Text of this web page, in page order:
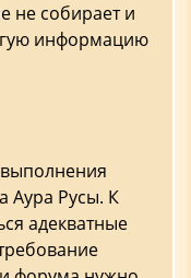
не собирает и
информацию
Аура Русы. К
адекватные